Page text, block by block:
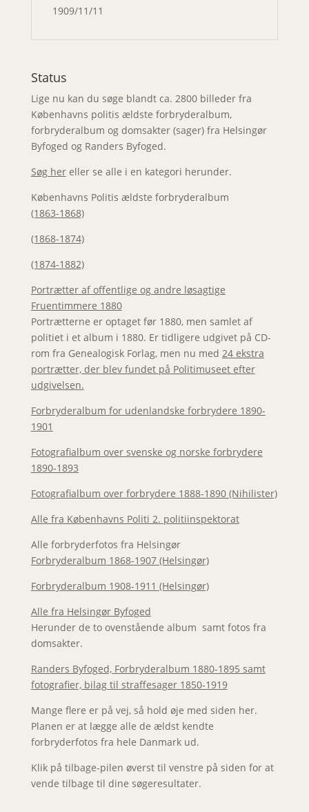
1909/11/11
Status
Lige nu kan du søge blandt ca. 2800 billeder fra
Københavns politis ældste forbryderalbum,
forbryderalbum og domsakter (sager) fra Helsingør
Byfoged og Randers Byfoged.
Søg hereller se alle i en kategori herunder.
Københavns Politis ældste forbryderalbum
(1863-1868)
(1868-1874)
(1874-1882)
Portrætter af offentlige og andre løsagtige
Fruentimmere 1880
Portrætterne er optaget før 1880, men samlet af
politiet i et album i 1880. Er tidligere udgivet på CD-
rom fra Genealogisk Forlag, men nu med 24 ekstra
portrætter, der blev fundet på Politimuseet efter
udgivelsen.
Forbryderalbum for udenlandske forbrydere 1890-
1901
Fotografialbum over svenske og norske forbrydere
1890-1893
Fotografialbum over forbrydere 1888-1890 (Nihilister)
Alle fra Københavns Politi 2. politiinspektorat
Alle forbryderfotos fra Helsingør
Forbryderalbum 1868-1907 (Helsingør)
Forbryderalbum 1908-1911 (Helsingør)
Alle fra Helsingør Byfoged
Herunder de to ovenstående album samt fotos fra
domsakter.
Randers Byfoged, Forbryderalbum 1880-1895 samt
fotografier, bilag til straffesager 1850-1919
Mange flere er på vej, så hold øje med siden her.
Planen er at lægge alle de ældst kendte
forbryderfotos fra hele Danmark ud.
Klik på tilbage-pilen øverst til venstre på siden for at
vende tilbage til dine søgeresultater.